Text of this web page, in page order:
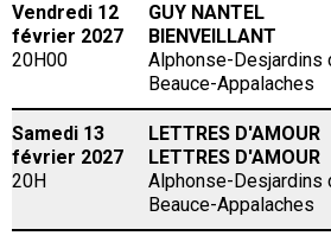
Vendredi 12
février 2027
20H00
GUY NANTEL
BIENVEILLANT
Alphonse-Desjardins
Beauce-Appalaches
Samedi 13
février 2027
20H
LETTRES D'AMOUR
LETTRES D'AMOUR
Alphonse-Desjardins
Beauce-Appalaches